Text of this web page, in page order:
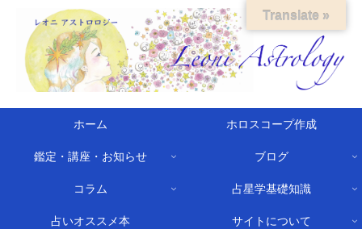
ホーム ホロスコープ作成
鑑定・講座・お知らせ ブログ
コラム 占星学基礎知識
占いオススメ本 サイトについて
Translate »